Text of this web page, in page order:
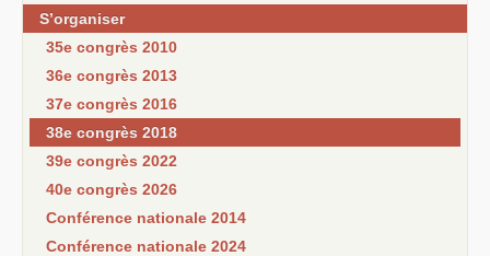
S’organiser
35e congrès 2010
36e congrès 2013
37e congrès 2016
38e congrès 2018
39e congrès 2022
40e congrès 2026
Conférence nationale 2014
Conférence nationale 2024